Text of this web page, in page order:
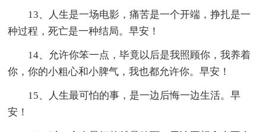
13、人生是一场电影，痛苦是一个开端，挣扎是一
种过程，死亡是一种结局。早安！
14、允许你笨一点，毕竟以后是我照顾你，我养着
你，你的小粗心和小脾气，我也都允许你。早安！
15、人生最可怕的事，是一边后悔一边生活。早
安！